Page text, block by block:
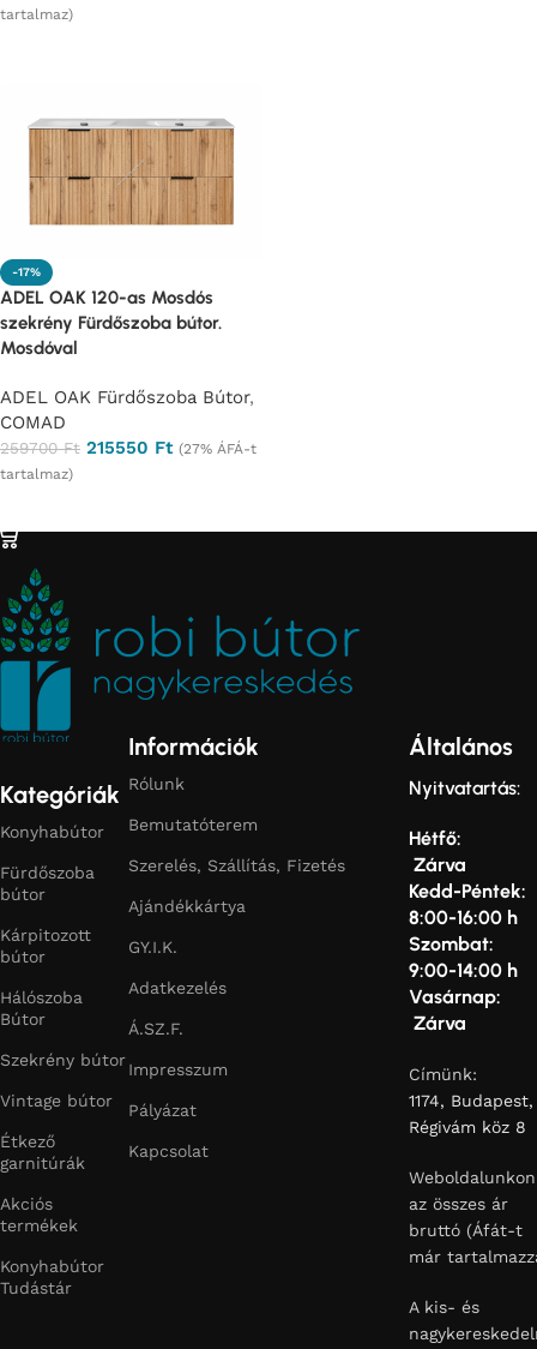
tartalmaz)
-17%
ADEL OAK 120-as Mosdós
szekrény Fürdőszoba bútor.
Mosdóval
ADEL OAK Fürdőszoba Bútor,
COMAD
259700Ft 215550 Ft (27% ÁFÁ-t
tartalmaz)
Kategóriák
Konyhabútor
Fürdőszoba
bútor
Kárpitozott
bútor
Hálószoba
Bútor
Szekrény bútor
Vintage bútor
Étkező
garnitúrák
Akciós
termékek
Konyhabútor
Tudástár
Információk
Rólunk
Bemutatóterem
Szerelés, Szállítás, Fizetés
Ajándékkártya
GY.I.K.
Adatkezelés
Á.SZ.F.
Impresszum
Pályázat
Kapcsolat
Általános
Nyitvatartás:
Hétfő:
Zárva
Kedd-Péntek:
8:00-16:00 h
Szombat:
9:00-14:00 h
Vasárnap:
Zárva
Címünk:
1174, Budapest,
Régivám köz 8
Weboldalunkon
az összes ár
bruttó (Áfát-t
már
A kis- és